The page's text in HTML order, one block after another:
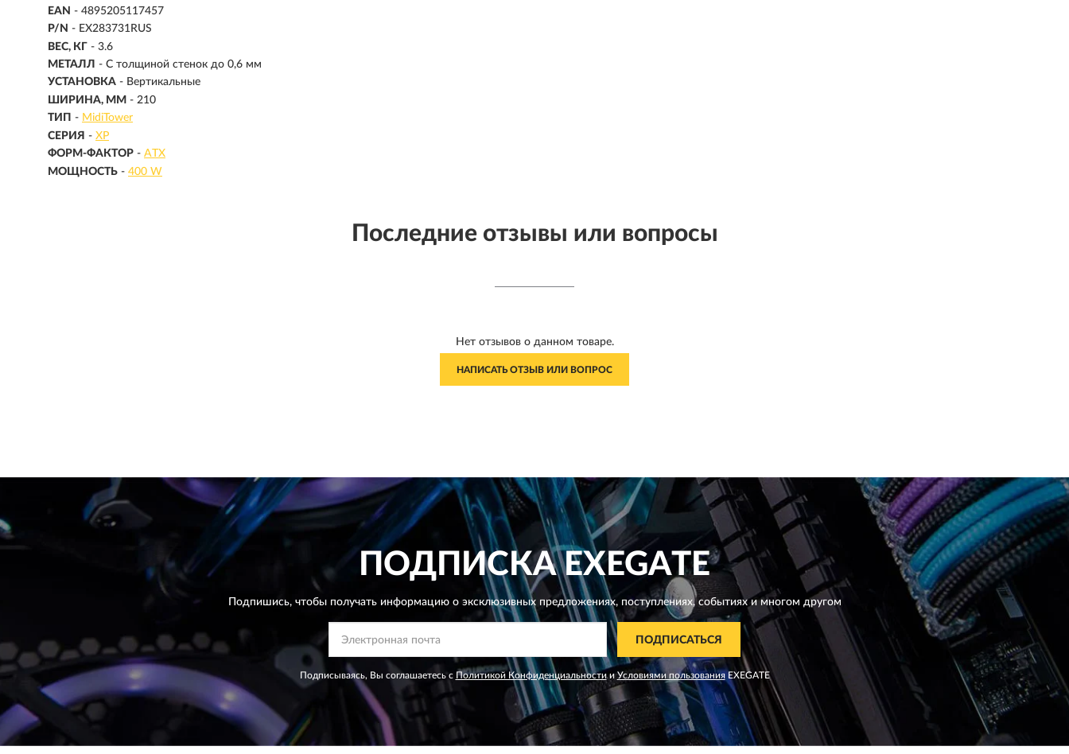
EAN - 4895205117457
P/N - EX283731RUS
ВЕС, КГ - 3.6
МЕТАЛЛ - С толщиной стенок до 0,6 мм
УСТАНОВКА - Вертикальные
ШИРИНА, ММ - 210
ТИП - MidiTower
СЕРИЯ - XP
ФОРМ-ФАКТОР - ATX
МОЩНОСТЬ - 400 W
Последние отзывы или вопросы
Нет отзывов о данном товаре.
НАПИСАТЬ ОТЗЫВ ИЛИ ВОПРОС
ПОДПИСКАEXEGATE
Подпишись, чтобы получать информацию о эксклюзивных предложениях,поступлениях, событиях и многом другом
ПОДПИСАТЬСЯ
Подписываясь, Вы соглашаетесь с Политикой Конфиденциальности иУсловиями пользованияEXEGATE